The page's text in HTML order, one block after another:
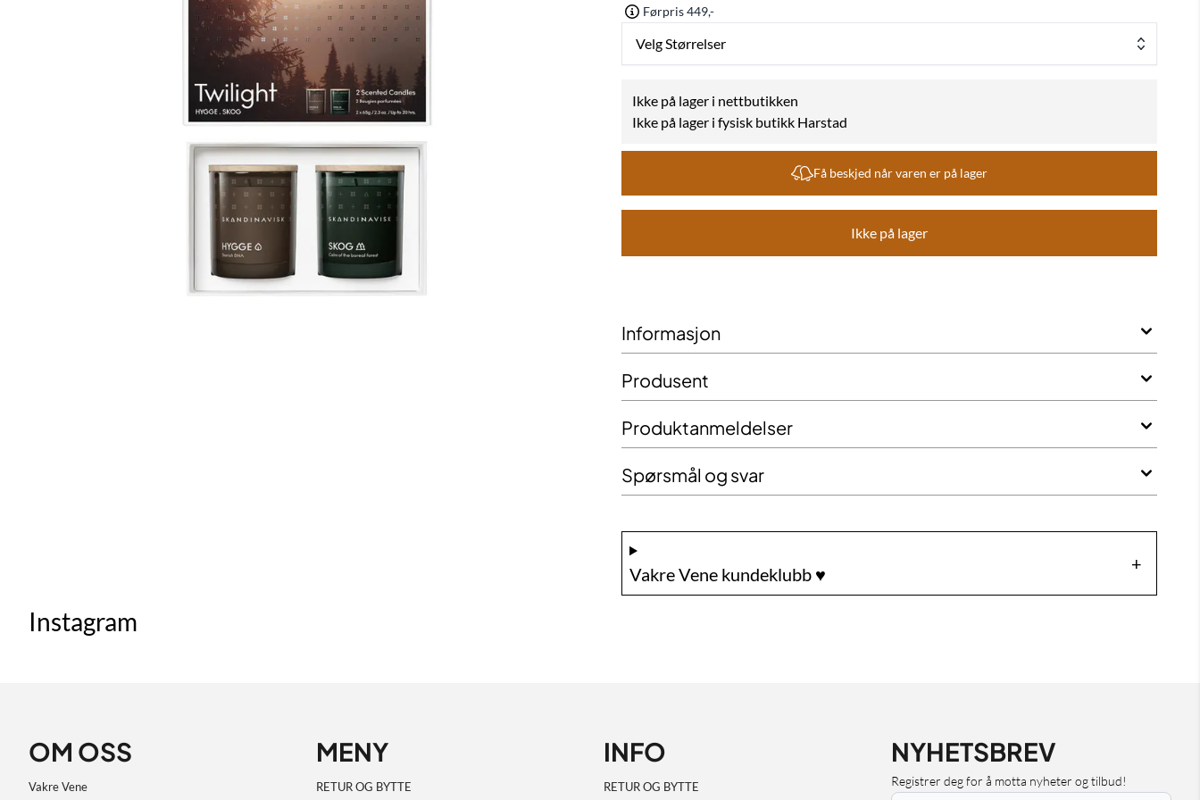
Førpris 449,-
Velg Størrelser
Ikke på lager i nettbutikken
Ikke på lager i fysisk butikk Harstad
Få beskjed når varen er på lager
Ikke på lager
Informasjon
Produsent
Produktanmeldelser
Spørsmål og svar
Vakre Vene kundeklubb ♥️
Instagram
OM OSS
Vakre Vene
MENY
RETUR OG BYTTE
INFO
RETUR OG BYTTE
NYHETSBREV
Registrer deg for å motta nyheter og tilbud!